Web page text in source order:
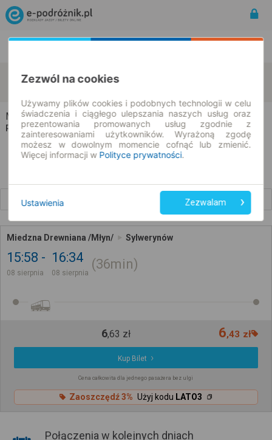
Miedzna Drewniana Sylwerynów
Miedzna Drewniana → Sylwerynów
Rozkład jazdy i bilety
Miedzna Drewniana /Młyn/ Sylwerynów
15:58
08 sierpnia
16:34
08 sierpnia
36min
6,63 zł 6,43 zł
Kup Bilet
Cena całkowita dla jednego pasażera bez ulgi
Zaoszczędź 3% Użyj kodu LATO3
Połączenia w kolejnych dniach
Zezwól na cookies
Używamy plików cookies i podobnych technologii w celu
świadczenia i ciągłego ulepszania naszych usług oraz
prezentowania promowanych usług zgodnie z
zainteresowaniami użytkowników. Wyrażoną zgodę
możesz w dowolnym momencie cofnąć lub zmienić.
Więcej informacji w Polityce prywatności.
Ustawienia Zezwalam